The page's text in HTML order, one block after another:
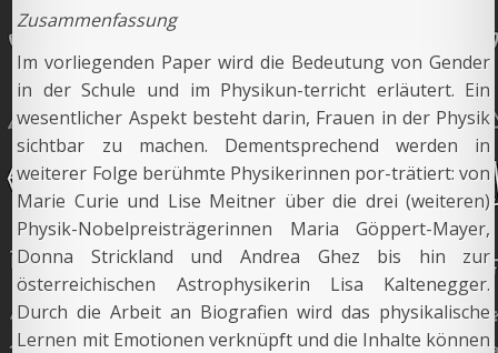
Zusammenfassung
Im vorliegenden Paper wird die Bedeutung von Gender
in der Schule und im Physikun-terricht erläutert. Ein
wesentlicher Aspekt besteht darin, Frauen in der Physik
sichtbar zu machen. Dementsprechend werden in
weiterer Folge berühmte Physikerinnen por-trätiert: von
Marie Curie und Lise Meitner über die drei (weiteren)
Physik-Nobelpreisträgerinnen Maria Göppert-Mayer,
Donna Strickland und Andrea Ghez bis hin zur
österreichischen Astrophysikerin Lisa Kaltenegger.
Durch die Arbeit an Biografien wird das physikalische
Lernen mit Emotionen verknüpft und die Inhalte können